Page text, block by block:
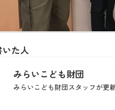
た人
みらいこども財団
みらいこども財団スタッフが更